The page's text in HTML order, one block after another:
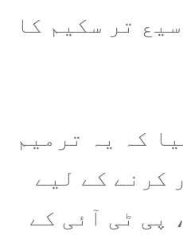
تر سکیم کا
کہ یہ ترمیم
کرنے کے لیے
پی ٹی آئی کے